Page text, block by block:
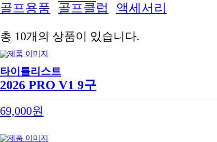
골프용품
골프클럽 액세서리
총 10개의 상품이 있습니다.
타이틀리스트
2026 PRO V1 9구
69,000원